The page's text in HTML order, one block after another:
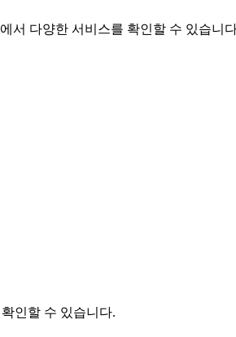
에서 다양한 서비스를 확인할 수 있습니
인할 수 있습니다.